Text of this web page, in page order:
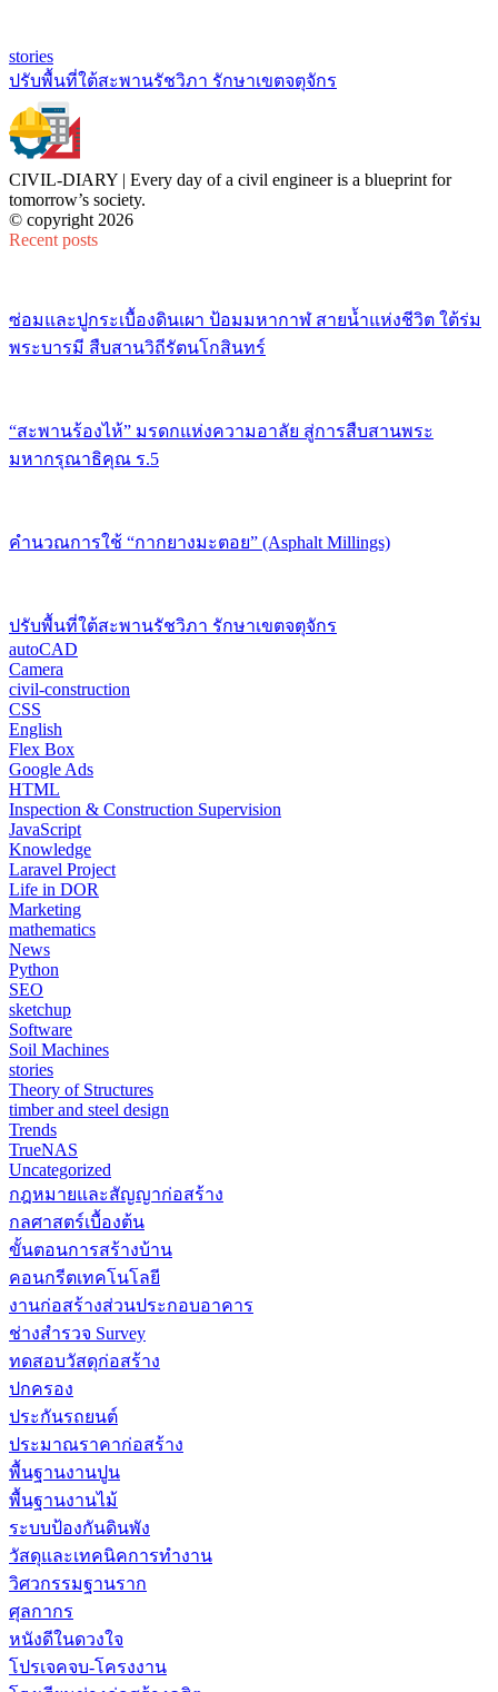
stories
ปรับพื้นที่ใต้สะพานรัชวิภา รักษาเขตจตุจักร
CIVIL-DIARY | Every day of a civil engineer is a blueprint for
tomorrow’s society.
© copyright 2026
Recent posts
ซ่อมและปูกระเบื้องดินเผา ป้อมมหากาฬ สายน้ำแห่งชีวิต ใต้ร่ม
พระบารมี สืบสานวิถีรัตนโกสินทร์
“สะพานร้องไห้” มรดกแห่งความอาลัย สู่การสืบสานพระ
มหากรุณาธิคุณ ร.5
คำนวณการใช้ “กากยางมะตอย” (Asphalt Millings)
ปรับพื้นที่ใต้สะพานรัชวิภา รักษาเขตจตุจักร
autoCAD
Camera
civil-construction
CSS
English
Flex Box
Google Ads
HTML
Inspection & Construction Supervision
JavaScript
Knowledge
Laravel Project
Life in DOR
Marketing
mathematics
News
Python
SEO
sketchup
Software
Soil Machines
stories
Theory of Structures
timber and steel design
Trends
TrueNAS
Uncategorized
กฎหมายและสัญญาก่อสร้าง
กลศาสตร์เบื้องต้น
ขั้นตอนการสร้างบ้าน
คอนกรีตเทคโนโลยี
งานก่อสร้างส่วนประกอบอาคาร
ช่างสำรวจ Survey
ทดสอบวัสดุก่อสร้าง
ปกครอง
ประกันรถยนต์
ประมาณราคาก่อสร้าง
พื้นฐานงานปูน
พื้นฐานงานไม้
ระบบป้องกันดินพัง
วัสดุและเทคนิคการทำงาน
วิศวกรรมฐานราก
ศุลกากร
หนังดีในดวงใจ
โปรเจคจบ-โครงงาน